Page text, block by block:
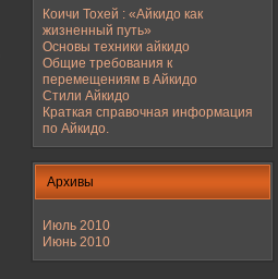
Коичи Тохей : «Айкидо как
жизненный путь»
Основы техники айкидо
Общие требования к
перемещениям в Айкидо
Стили Айкидо
Краткая справочная информация
по Айкидо.
Архивы
Июль 2010
Июнь 2010